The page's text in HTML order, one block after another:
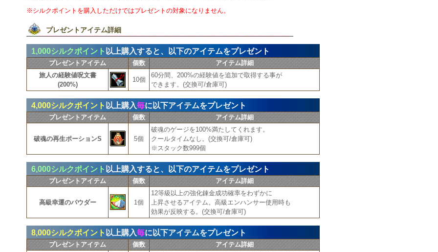
※シルクポイントを購入しただけではプレゼントの対象になりません。
プレゼントアイテム詳細
1,000シルクポイント 以上購入すると、以下のアイテムをプレゼント
プレゼントアイテム 個数
アイテム詳細
旅人の経験値呪文書
(200%)
10個
60分間、200%の経験値を追加で取得する事が
できます。(交換可/倉庫可)
4,000シルクポイント 以上購入毎に以下アイテムをプレゼント
プレゼントアイテム 個数 アイテム詳細
破魂の再生ポーションS 5個
破魂のゲージを100%満たしてくれます。
クールタイムなし。(交換可/倉庫可)
※スタック数999個
6,000シルクポイント 以上購入すると、以下のアイテムをプレゼント
プレゼントアイテム 個数 アイテム詳細
高級幸運のパウダー 1個
12等級以上の強化錬金成功確率をわずかに
上昇させるアイテム。高級エンハンサー使用時も
効果が反映する。(交換可/倉庫可)
8,000シルクポイント 以上購入毎に以下アイテムをプレゼント
プレゼントアイテム 個数 アイテム詳細